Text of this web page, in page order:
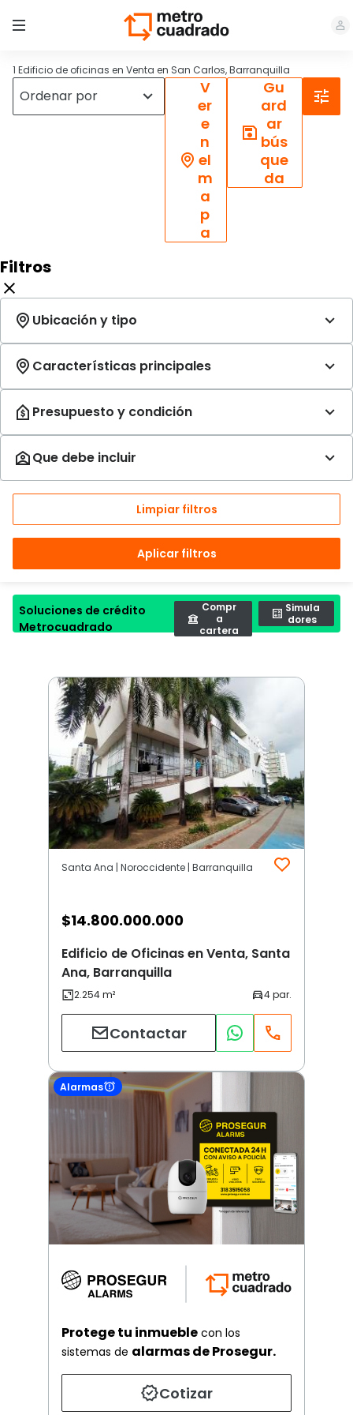
1 Edificio de oficinas en Venta en San Carlos, Barranquilla
V
er
e
n
el
m
a
p
a
Gu
ard
ar
bús
que
da
Filtros
Limpiar filtros
Aplicar filtros
Soluciones de crédito
Metrocuadrado
Compr
a
cartera
Simula
dores
Santa Ana | Noroccidente | Barranquilla
$14.800.000.000
Edificio de Oficinas en Venta, Santa
Ana, Barranquilla
Contactar
Alarmas
Protege tu inmueble con los
sistemas de alarmas de Prosegur.
Cotizar